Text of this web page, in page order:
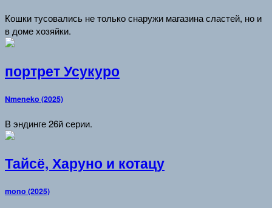
Кошки тусовались не только снаружи магазина сластей, но и
в доме хозяйки.
портрет Усукуро
Nmeneko (2025)
В эндинге 26й серии.
Тайсё, Харуно и котацу
mono (2025)